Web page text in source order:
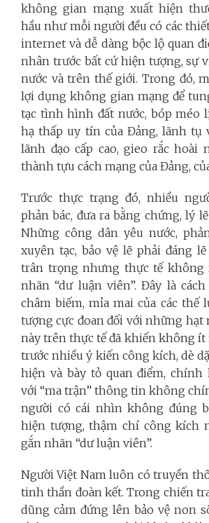
không gian mạng xuất hiện
hầu như mỗi người đều có các
internet và dễ dàng bộc lộ quan
nhân trước bất cứ hiện tượng, sự
nước và trên thế giới. Trong đó,
lợi dụng không gian mạng để
tạc tình hình đất nước, bóp méo
hạ thấp uy tín của Đảng, lãnh tụ
lãnh đạo cấp cao, gieo rắc hoài
thành tựu cách mạng của Đảng,
Trước thực trạng đó, nhiều
phản bác, đưa ra bằng chứng, lý
Những công dân yêu nước,
xuyên tạc, bảo vệ lẽ phải đáng
trân trọng nhưng thực tế không
nhãn “dư luận viên”. Đây là
châm biếm, mỉa mai của các thế
tượng cực đoan đối với những hạt
này trên thực tế đã khiến không ít
trước nhiều ý kiến công kích, dè
hiện và bày tỏ quan điểm, chính
với “ma trận” thông tin không
người có cái nhìn không đúng
hiện tượng, thậm chí công kích
gắn nhãn “dư luận viên”.
Người Việt Nam luôn có truyền
tinh thần đoàn kết. Trong chiến
dũng cảm đứng lên bảo vệ non